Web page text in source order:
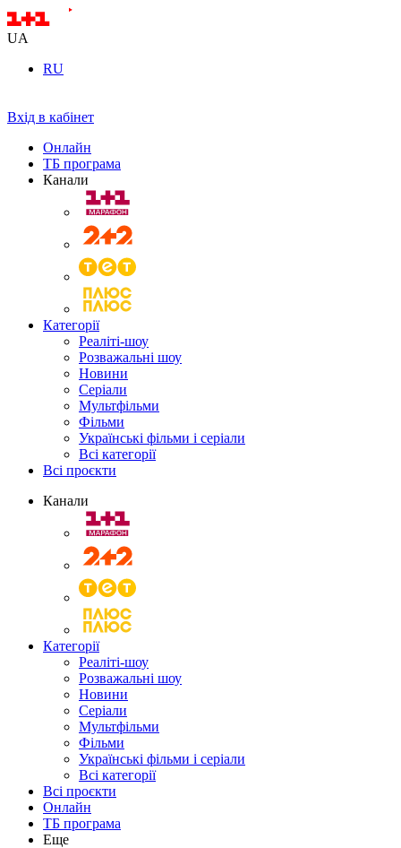
UA
RU
Вхід в кабінет
Онлайн
ТБ програма
Канали
Категорії
Реаліті-шоу
Розважальні шоу
Новини
Серіали
Мультфільми
Фільми
Українські фільми і серіали
Всі категорії
Всі проєкти
Канали
Категорії
Реаліті-шоу
Розважальні шоу
Новини
Серіали
Мультфільми
Фільми
Українські фільми і серіали
Всі категорії
Всі проєкти
Онлайн
ТБ програма
Еще